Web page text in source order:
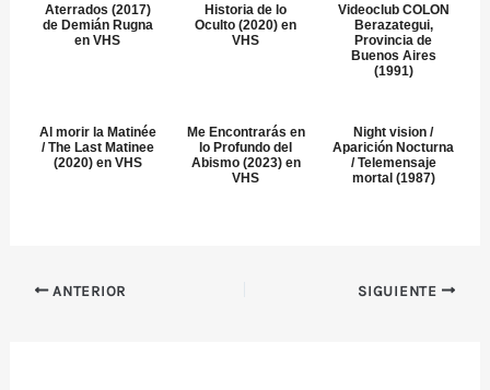
Aterrados (2017)
de Demián Rugna
en VHS
Historia de lo
Oculto (2020) en
VHS
Videoclub COLON
Berazategui,
Provincia de
Buenos Aires
(1991)
Al morir la Matinée
/ The Last Matinee
(2020) en VHS
Me Encontrarás en
lo Profundo del
Abismo (2023) en
VHS
Night vision /
Aparición Nocturna
/ Telemensaje
mortal (1987)
ANTERIOR SIGUIENTE